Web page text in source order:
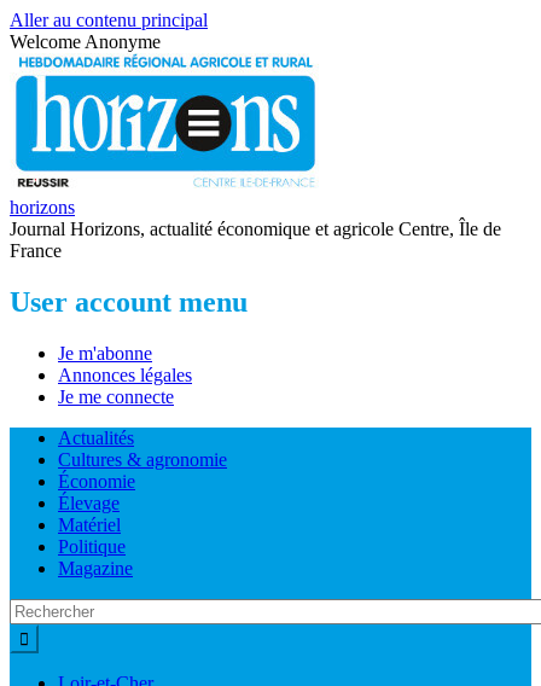
Aller au contenu principal
Welcome Anonyme
horizons
Journal Horizons, actualité économique et agricole Centre, Île de
France
User account menu
Je m'abonne
Annonces légales
Je me connecte
Actualités
Cultures & agronomie
Économie
Élevage
Matériel
Politique
Magazine